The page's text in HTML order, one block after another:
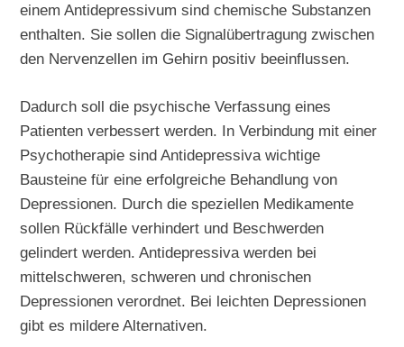
einem Antidepressivum sind chemische Substanzen
enthalten. Sie sollen die Signalübertragung zwischen
den Nervenzellen im Gehirn positiv beeinflussen.
Dadurch soll die psychische Verfassung eines
Patienten verbessert werden. In Verbindung mit einer
Psychotherapie sind Antidepressiva wichtige
Bausteine für eine erfolgreiche Behandlung von
Depressionen. Durch die speziellen Medikamente
sollen Rückfälle verhindert und Beschwerden
gelindert werden. Antidepressiva werden bei
mittelschweren, schweren und chronischen
Depressionen verordnet. Bei leichten Depressionen
gibt es mildere Alternativen.